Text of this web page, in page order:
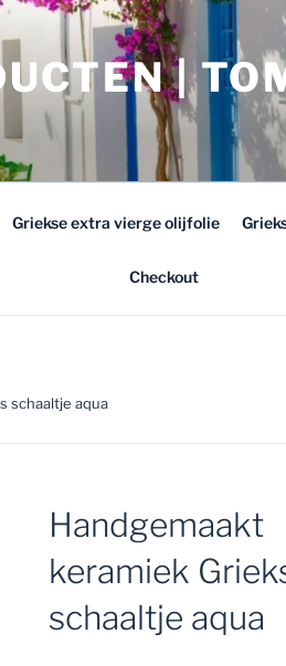
|
Griekse extra vierge olijfolie
Checkout
schaaltje aqua
Handgemaakt
keramiek
schaaltje aqua